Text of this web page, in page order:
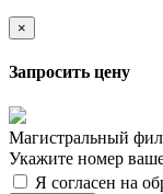
×
Запросить цену
Магистральный
Укажите номер
Я согласен на